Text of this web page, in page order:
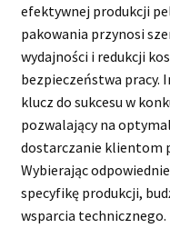
efektywnej produkcji
pakowania przynosi
wydajności i redukcji
bezpieczeństwa pracy.
klucz do sukcesu w
pozwalający na
dostarczanie klientom
Wybierając
specyfikę produkcji,
wsparcia technicznego.